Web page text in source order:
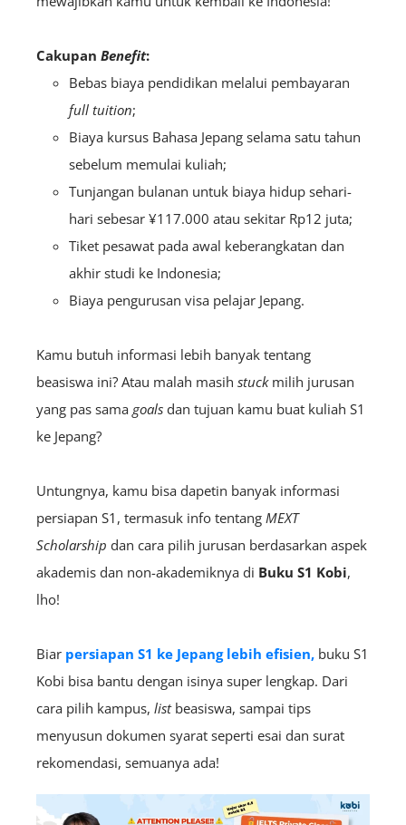
Cakupan Benefit:
Bebas biaya pendidikan melalui pembayaran
full tuition;
Biaya kursus Bahasa Jepang selama satu tahun
sebelum memulai kuliah;
Tunjangan bulanan untuk biaya hidup sehari-
hari sebesar ¥117.000 atau sekitar Rp12 juta;
Tiket pesawat pada awal keberangkatan dan
akhir studi ke Indonesia;
Biaya pengurusan visa pelajar Jepang.
Kamu butuh informasi lebih banyak tentang
beasiswa ini? Atau malah masih stuckmilih jurusan
yang pas sama goals dan tujuan kamu buat kuliah S1
ke Jepang?
Untungnya, kamu bisa dapetin banyak informasi
persiapan S1, termasuk info tentang MEXT
Scholarship dan cara pilih jurusan berdasarkan aspek
akademis dan non-akademiknya di Buku S1 Kobi,
lho!
Biar persiapan S1 ke Jepang lebih efisien, buku S1
Kobi bisa bantu dengan isinya super lengkap. Dari
cara pilih kampus, listbeasiswa, sampai tips
menyusun dokumen syarat seperti esai dan surat
rekomendasi, semuanya ada!